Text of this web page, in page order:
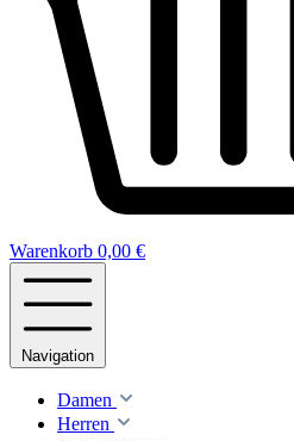
Warenkorb 0,00 €
Navigation
Damen
Herren